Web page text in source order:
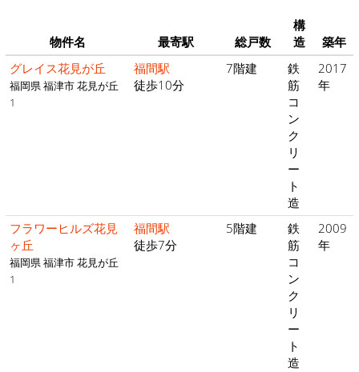
物件名 最寄駅 総戸数
構
造
築年
グレイス花見が丘
福岡県 福津市 花見が丘
1
福間駅
徒歩10分
7階建
鉄
筋
コ
ン
ク
リ
ー
ト
造
2017
年
フラワーヒルズ花見
ヶ丘
福岡県 福津市 花見が丘
1
福間駅
徒歩7分
5階建
鉄
筋
コ
ン
ク
リ
ー
ト
造
2009
年